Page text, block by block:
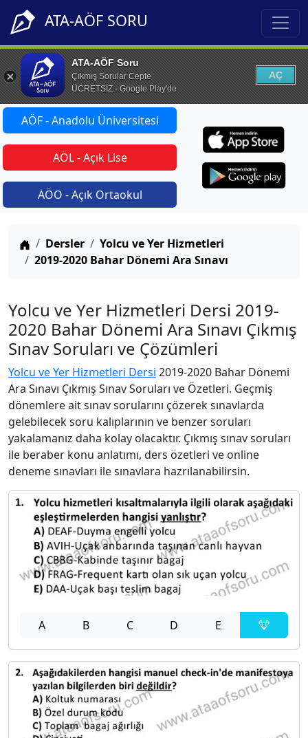
ATA-AÖF SORU
ATA-AÖF Soru
Çıkmış Sorular Cepte
ÜCRETSİZ - Google Play'de
AÇ
AÖF - Anadolu Üniversitesi
AÖL - Açık Lise
AÖO - Açık Ortaokul
Anasayfa
Dersler
Yolcu ve Yer Hizmetleri
2019-2020 Bahar Dönemi Ara Sınavı
Yolcu ve Yer Hizmetleri Dersi 2019-
2020 Bahar Dönemi Ara Sınavı Çıkmış
Sınav Soruları ve Çözümleri
Yolcu ve Yer Hizmetleri Dersi 2019-2020 Bahar Dönemi
Ara Sınavı Çıkmış Sınav Soruları ve Özetleri. Geçmiş
dönemlere ait sınav sorularını çözerek sınavlarda
gelebilecek soru kalıplarının ve benzer soruları
yakalamanız daha kolay olacaktır. Çıkmış sınav soruları
ile beraber konu anlatımı, ders özetleri ve online
deneme sınavları ile sınavlara hazrılanabilirsin.
A B C D E